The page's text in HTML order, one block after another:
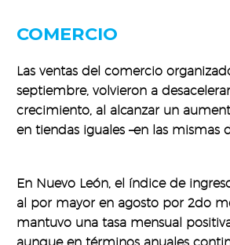
COMERCIO
Las ventas del comercio
septiembre, volvieron a
crecimiento, al alcanzar un
en tiendas iguales –en las mismas
En Nuevo León, el índice de
al por mayor en agosto por 2do
mantuvo una tasa mensual